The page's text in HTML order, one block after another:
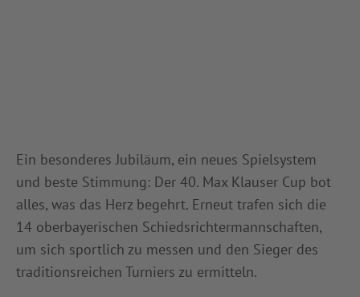
Ein besonderes Jubiläum, ein neues Spielsystem
und beste Stimmung: Der 40. Max Klauser Cup bot
alles, was das Herz begehrt. Erneut trafen sich die
14 oberbayerischen Schiedsrichtermannschaften,
um sich sportlich zu messen und den Sieger des
traditionsreichen Turniers zu ermitteln.